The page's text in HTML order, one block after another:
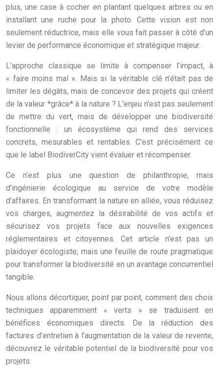
plus, une case à cocher en plantant quelques arbres ou en
installant une ruche pour la photo. Cette vision est non
seulement réductrice, mais elle vous fait passer à côté d’un
levier de performance économique et stratégique majeur.
L’approche classique se limite à compenser l’impact, à
« faire moins mal ». Mais si la véritable clé n’était pas de
limiter les dégâts, mais de concevoir des projets qui créent
de la valeur *grâce* à la nature ? L’enjeu n’est pas seulement
de mettre du vert, mais de développer une biodiversité
fonctionnelle : un écosystème qui rend des services
concrets, mesurables et rentables. C’est précisément ce
que le label BiodiverCity vient évaluer et récompenser.
Ce n’est plus une question de philanthropie, mais
d’ingénierie écologique au service de votre modèle
d’affaires. En transformant la nature en alliée, vous réduisez
vos charges, augmentez la désirabilité de vos actifs et
sécurisez vos projets face aux nouvelles exigences
réglementaires et citoyennes. Cet article n’est pas un
plaidoyer écologiste, mais une feuille de route pragmatique
pour transformer la biodiversité en un avantage concurrentiel
tangible.
Nous allons décortiquer, point par point, comment des choix
techniques apparemment « verts » se traduisent en
bénéfices économiques directs. De la réduction des
factures d’entretien à l’augmentation de la valeur de revente,
découvrez le véritable potentiel de la biodiversité pour vos
projets.